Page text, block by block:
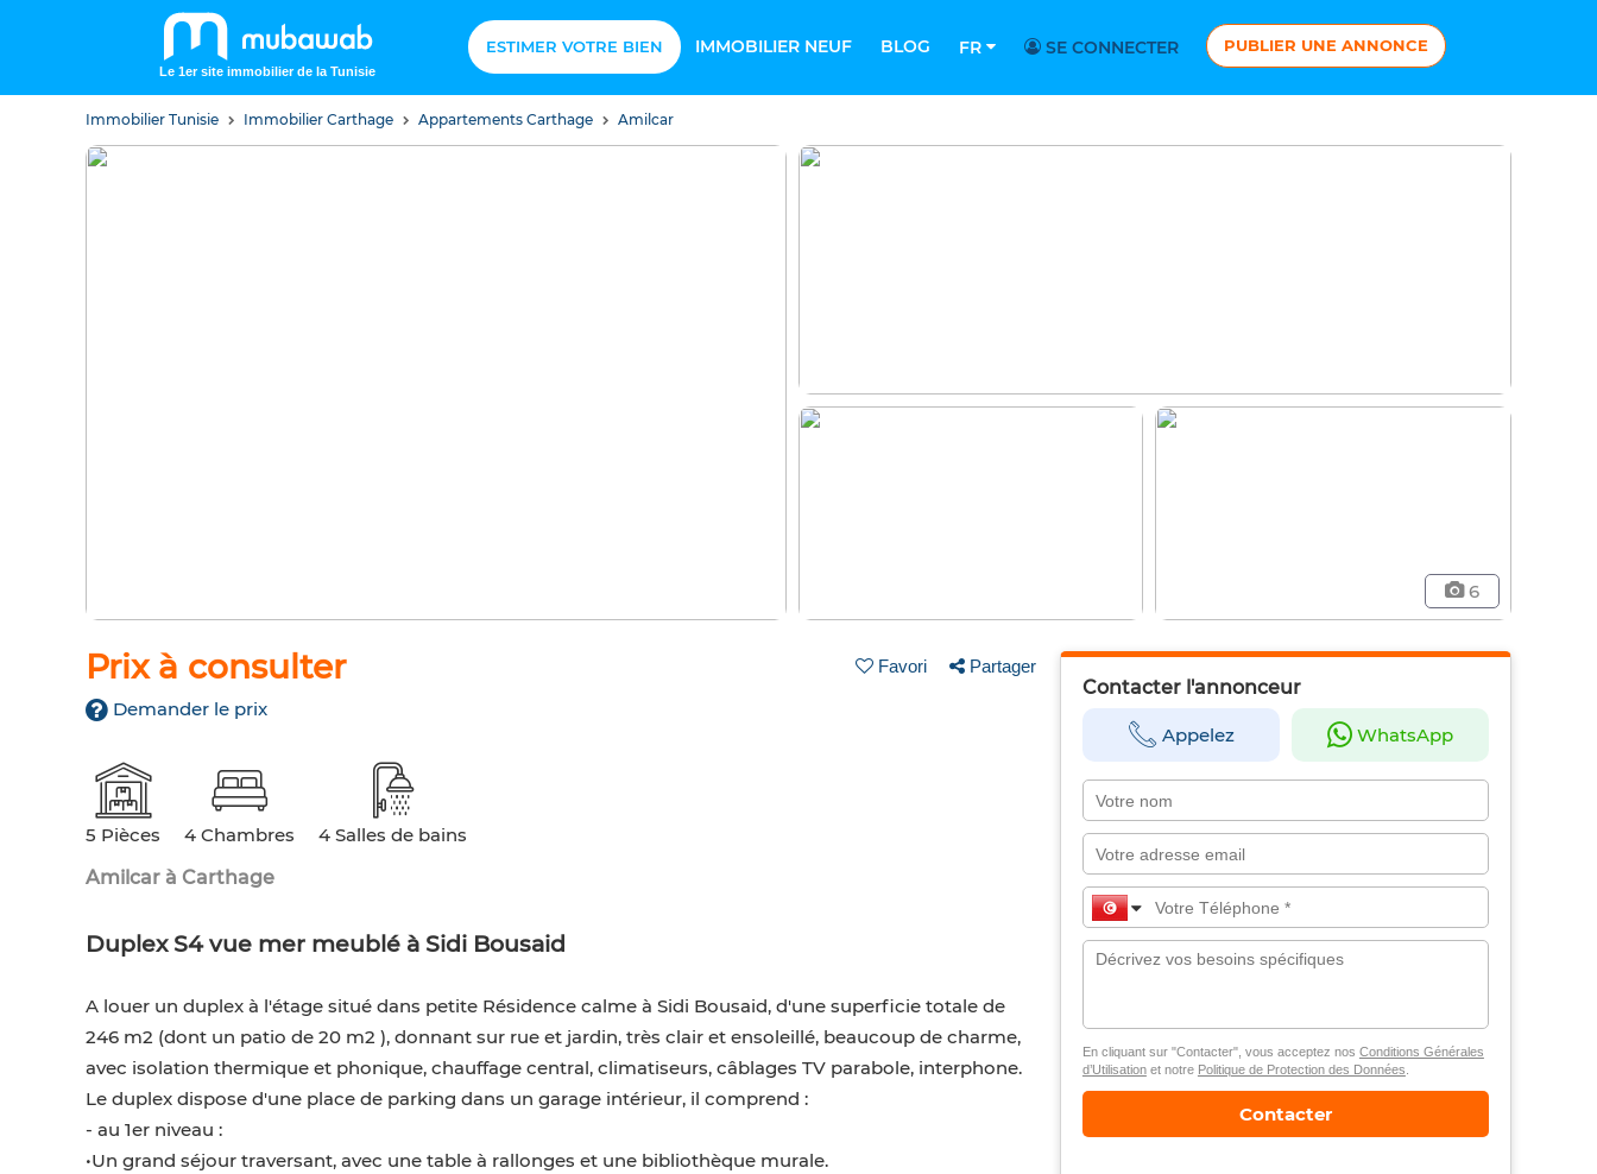
Le 1er site immobilier de la Tunisie
ESTIMER VOTRE BIEN IMMOBILIER NEUF BLOG FR SE CONNECTER PUBLIER UNE ANNONCE
Immobilier Tunisie Immobilier Carthage Appartements Carthage Amilcar
6
Prix à consulter Favori Partager
Demander le prix
5 Pièces 4 Chambres
4 Salles de bains
Amilcar à Carthage
Duplex S4 vue mer meublé à Sidi Bousaid
A louer un duplex à l'étage situé dans petite Résidence calme à Sidi Bousaid, d'une superficie totale de
246 m2 (dont un patio de 20 m2 ), donnant sur rue et jardin, très clair et ensoleillé, beaucoup de charme,
avec isolation thermique et phonique, chauffage central, climatiseurs, câblages TV parabole, interphone.
Le duplex dispose d'une place de parking dans un garage intérieur, il comprend :
- au 1er niveau :
•Un grand séjour traversant, avec une table à rallonges et une bibliothèque murale.
Contacter l'annonceur
Appelez WhatsApp
En cliquant sur "Contacter", vous acceptez nos Conditions Générales
d’Utilisationet notre Politique de Protection des Données
Contacter